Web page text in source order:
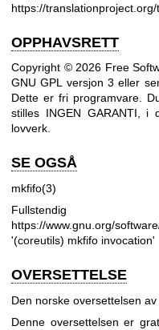
https://
OPPHAVSRETT
Copyright © 2026 Free
GNU GPL versjon 3 eller
Dette er fri programvare.
stilles INGEN GARANTI, i
lovverk.
SE OGSÅ
mkfifo(3)
Fullstendig
https://www.gnu.org/
'(coreutils) mkfifo invocation'
OVERSETTELSE
Den norske oversettelsen
Denne oversettelsen er